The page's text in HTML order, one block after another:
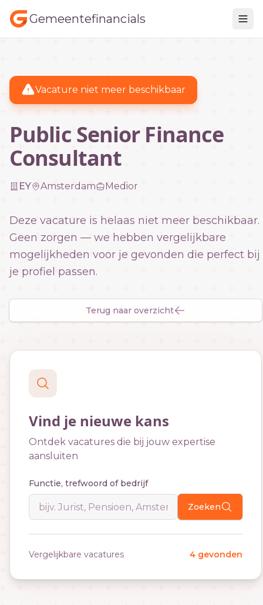
Gemeentefinancials
Vacature niet meer beschikbaar
Public Senior Finance
Consultant
EY Amsterdam Medior
Deze vacature is helaas niet meer beschikbaar.
Geen zorgen — we hebben vergelijkbare
mogelijkheden voor je gevonden die perfect bij
je profiel passen.
Terug naar overzicht
Vind je nieuwe kans
Ontdek vacatures die bij jouw expertise
aansluiten
Functie, trefwoord of bedrijf
Zoeken
Vergelijkbare vacatures 4 gevonden